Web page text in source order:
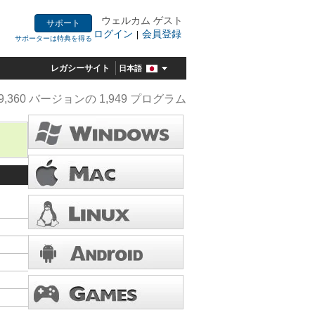
サポート
サポーターは特典を得る
ウェルカム ゲスト
ログイン | 会員登録
レガシーサイト 日本語
バージョンの 1,949 プログラム